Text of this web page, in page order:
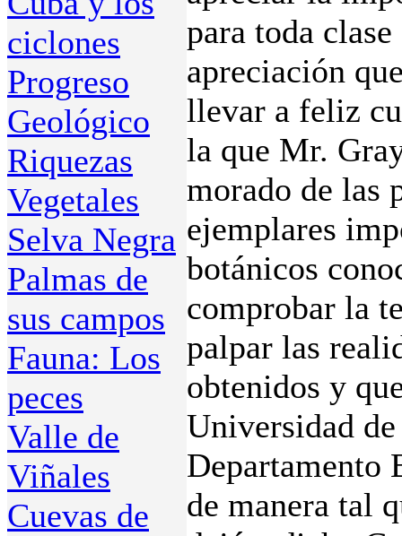
ciclones
Progreso
Geológico
Riquezas
Vegetales
Selva Negra
Palmas de
sus campos
Fauna: Los
peces
Valle de
Viñales
Cuevas de
para toda
apreciación
llevar a feliz
la que Mr.
morado de las
ejemplares
botánicos
comprobar la
palpar las
obtenidos y
Universidad
Departamento
de manera tal